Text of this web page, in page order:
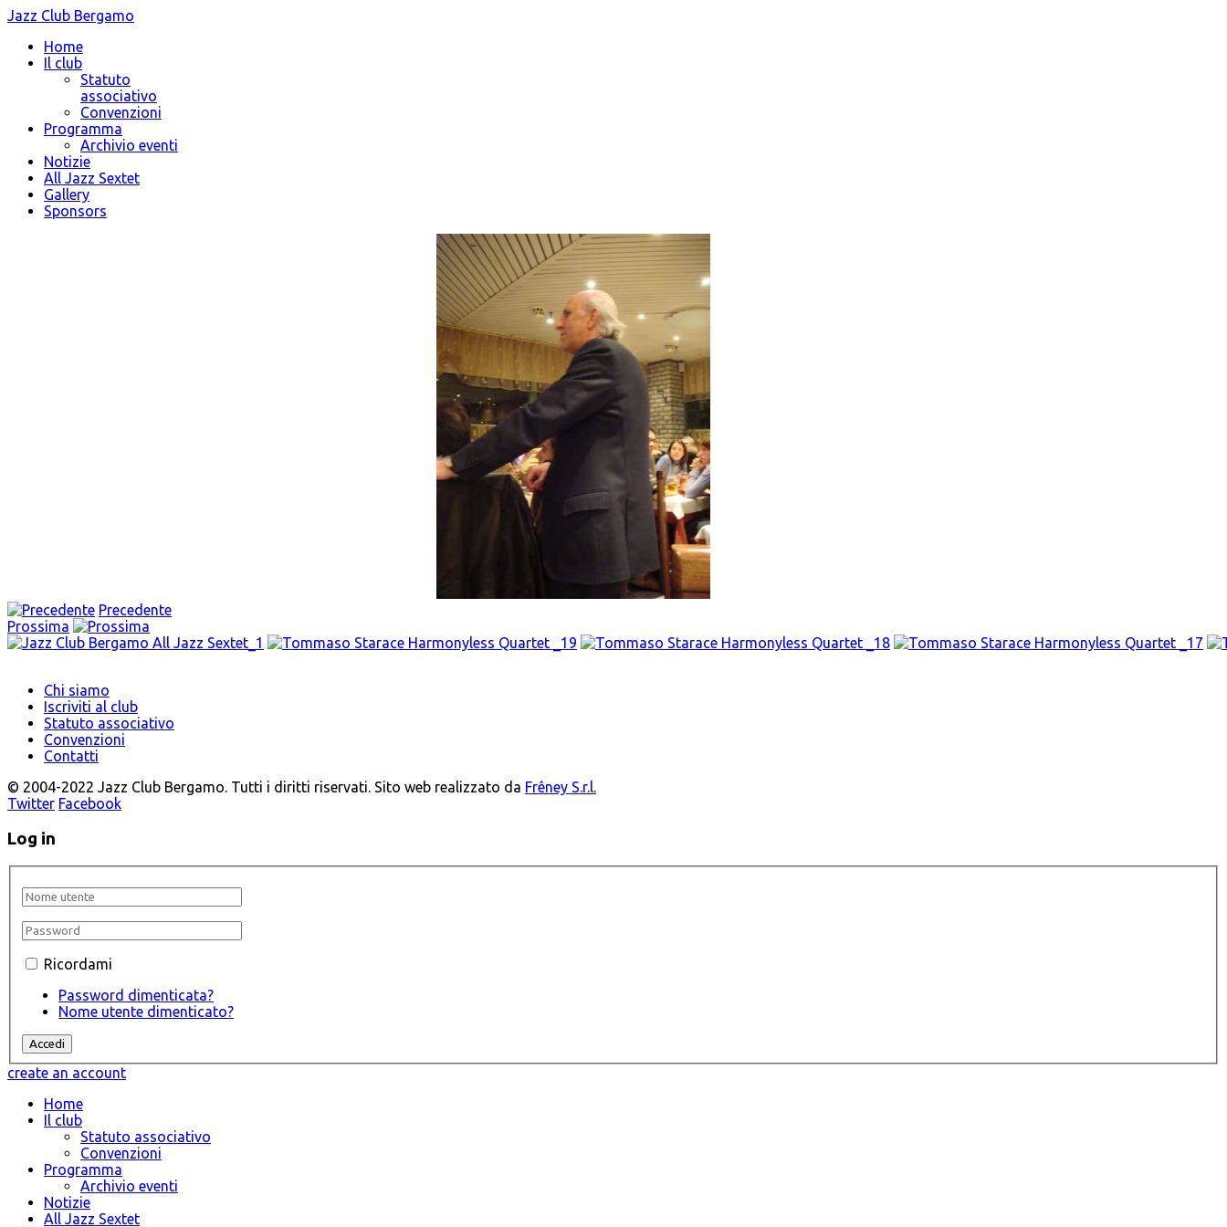
Jazz Club Bergamo
Home
Il club
Statuto
associativo
Convenzioni
Programma
Archivio eventi
Notizie
All Jazz Sextet
Gallery
Sponsors
Precedente
Prossima
Chi siamo
Iscriviti al club
Statuto associativo
Convenzioni
Contatti
© 2004-2022 Jazz Club Bergamo. Tutti i diritti riservati. Sito web realizzato da Frêney S.r.l.
Twitter Facebook
Log in
Ricordami
Password dimenticata?
Nome utente dimenticato?
create an account
Home
Il club
Statuto associativo
Convenzioni
Programma
Archivio eventi
Notizie
All Jazz Sextet